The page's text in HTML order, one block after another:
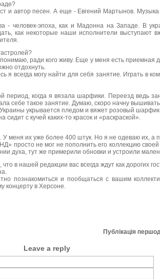
и автор песен. А еще - Евгений Мартынов.
- человек-эпоха, как и Мадонна на Западе. В
как некоторые наши исполнители выступают
ради кого живу. Еще у меня есть приемная
отдохнуть.
я всегда могу найти для себя занятие. Играть в
период, когда я вязала шарфики. Переезд ведь
себе такое занятие. Думаю, скоро начну
укрывается пледом и вяжет розовый
с кучей каких-то красок и «раскраской».
меня их уже более 400 штук. Но я не одеваю их, а
просто не мог не пополнить его коллекцию
духа, тут же примерили обновки и устроили
в нашей редакции вас всегда ждут как дорогих
познакомиться и пообщаться с вашим
концерту в Херсоне.
Публікація
Leave a reply